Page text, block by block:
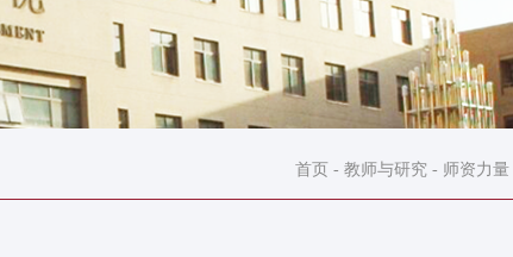
首页 - 教师与研究 - 师资力量